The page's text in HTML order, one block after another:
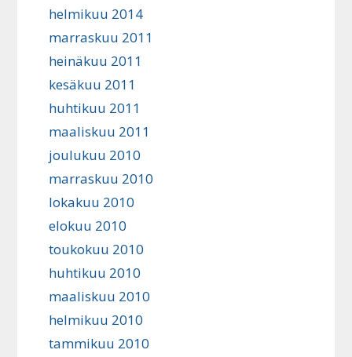
helmikuu 2014
marraskuu 2011
heinäkuu 2011
kesäkuu 2011
huhtikuu 2011
maaliskuu 2011
joulukuu 2010
marraskuu 2010
lokakuu 2010
elokuu 2010
toukokuu 2010
huhtikuu 2010
maaliskuu 2010
helmikuu 2010
tammikuu 2010